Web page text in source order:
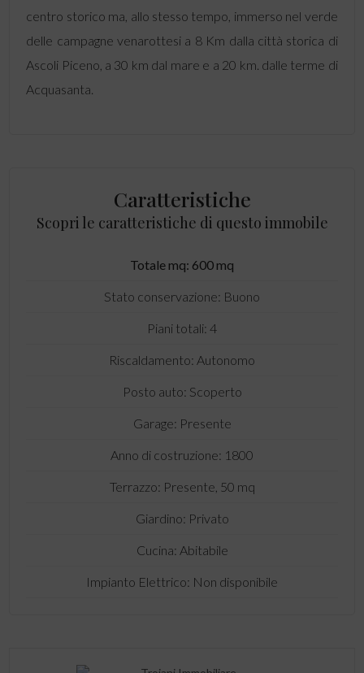
centro storico ma, allo stesso tempo, immerso nel verde
delle campagne venarottesi a 8 Km dalla città storica di
Ascoli Piceno, a 30 km dal mare e a 20 km. dalle terme di
Acquasanta.
Caratteristiche
Scopri le caratteristiche di questo immobile
Totale mq: 600 mq
Stato conservazione: Buono
Piani totali: 4
Riscaldamento: Autonomo
Posto auto: Scoperto
Garage: Presente
Anno di costruzione: 1800
Terrazzo: Presente, 50 mq
Giardino: Privato
Cucina: Abitabile
Impianto Elettrico: Non disponibile